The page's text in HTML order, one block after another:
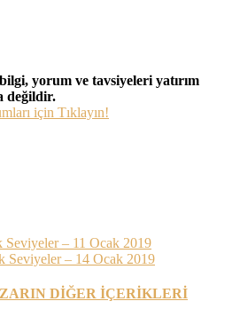
yorum ve tavsiyeleri yatırım
değildir.
için Tıklayın!
– 11 Ocak 2019
Seviyeler – 14 Ocak 2019
DİĞER İÇERİKLERİ